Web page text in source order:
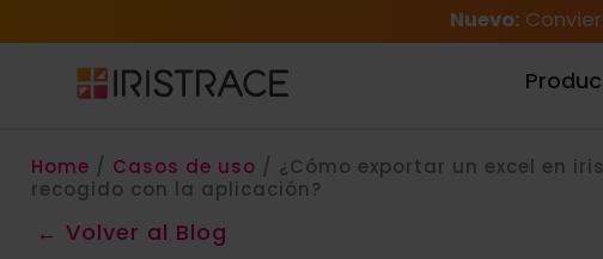
Nuevo:
Home / Casos de uso / ¿Cómo exportar un excel en
recogido con la aplicación?
← Volver al Blog